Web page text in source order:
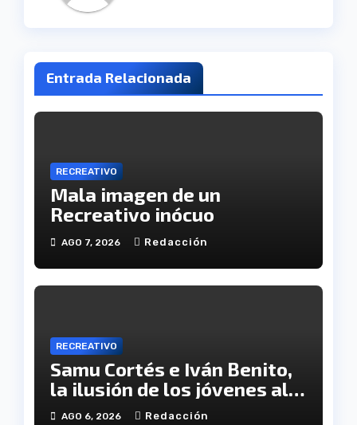
Entrada Relacionada
RECREATIVO
Mala imagen de un
Recreativo inócuo
AGO 7, 2026 Redacción
RECREATIVO
Samu Cortés e Iván Benito,
la ilusión de los jóvenes al
servicio del Decano
AGO 6, 2026 Redacción